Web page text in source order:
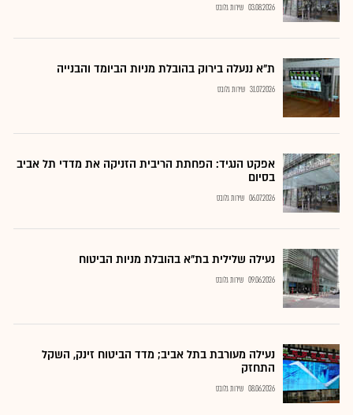
03.08.2026 שירות גלובס
ת"א ננעלה בירוק בהובלת מניות הביומד והבנייה
31.07.2026 שירות גלובס
אפקט הנגיד: הפחתת הריבית הזניקה את מדדי תל אביב
בסיום
06.07.2026 שירות גלובס
נעילה שלילית בת"א בהובלת מניות הביטוח
09.06.2026 שירות גלובס
נעילה מעורבת בתל אביב; מדד הביטוח זינק, השקל
התחזק
08.06.2026 שירות גלובס